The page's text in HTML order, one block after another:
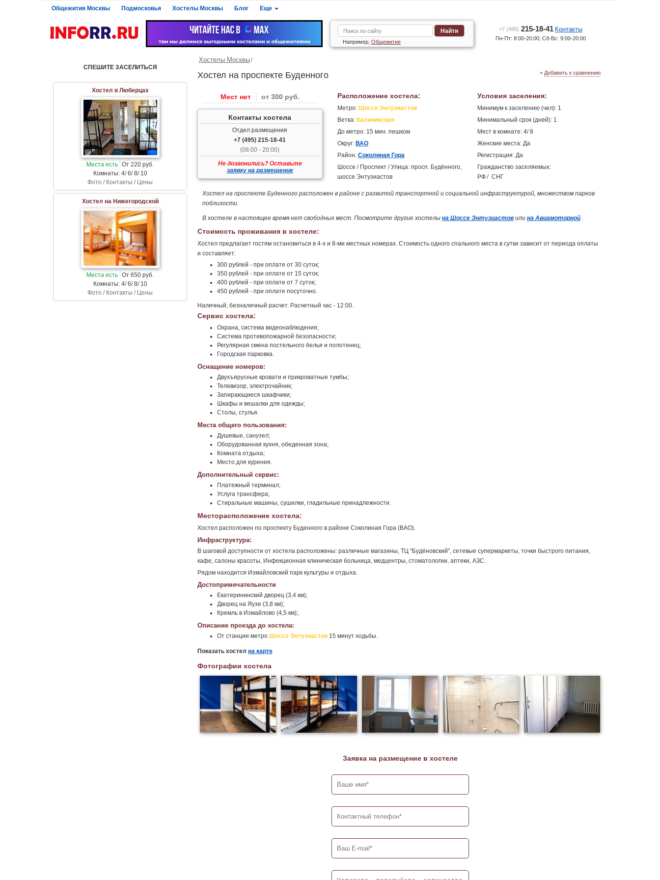
Общежития Москвы Подмосковья Хостелы Москвы Блог Еще
Найти
Например, Общежитие
+7 (495) 215-18-41 Контакты
Пн-Пт: 8:00-20:00; Сб-Вс: 9:00-20:00
СПЕШИТЕ ЗАСЕЛИТЬСЯ
Хостел в Люберцах
Места есть От 220 руб.
Комнаты: 4/ 6/ 8/ 10
Фото / Контакты / Цены
Хостел на Нижегородской
Места есть От 650 руб.
Комнаты: 4/ 6/ 8/ 10
Фото / Контакты / Цены
Хостелы Москвы
Хостел на проспекте Буденного + Добавить к сравнению
Мест нет от 300 руб.
Контакты хостела
Отдел размещения
+7 (495) 215-18-41
(08:00 - 20:00)
Не дозвонились? Оставьте
заявку на размещение
Расположение хостела:
Метро: Шоссе Энтузиастов
Ветка: Калининская
До метро: 15 мин. пешком
Округ: ВАО
Район: Соколиная Гора
Шоссе / Проспект / Улица: просп. Будённого,
шоссе Энтузиастов
Условия заселения:
Минимум к заселению (чел): 1
Минимальный срок (дней): 1
Мест в комнате: 4/ 8
Женские места: Да
Регистрация: Да
Гражданство заселяемых:
РФ/ СНГ
Хостел на проспекте Буденного расположен в районе с развитой транспортной и социальной инфраструктурой, множеством парков
поблизости.
В хостеле в настоящее время нет свободных мест. Посмотрите другие хостелы на Шоссе Энтузиастов или на Авиамоторной .
Стоимость проживания в хостеле:
Хостел предлагает гостям остановиться в 4-х и 8-ми местных номерах. Стоимость одного спального места в сутки зависит от периода оплаты
и составляет:
300 рублей - при оплате от 30 суток;
350 рублей - при оплате от 15 суток;
400 рублей - при оплате от 7 суток;
450 рублей - при оплате посуточно.
Наличный, безналичный расчет. Расчетный час - 12:00.
Сервис хостела:
Охрана, система видеонаблюдения;
Система противопожарной безопасности;
Регулярная смена постельного белья и полотенец;
Городская парковка.
Оснащение номеров:
Двухъярусные кровати и прикроватные тумбы;
Телевизор, электрочайник;
Запирающиеся шкафчики;
Шкафы и вешалки для одежды;
Столы, стулья.
Места общего пользования:
Душевые, санузел;
Оборудованная кухня, обеденная зона;
Комната отдыха;
Место для курения.
Дополнительный сервис:
Платежный терминал;
Услуга трансфера;
Стиральные машины, сушилки, гладильные принадлежности.
Месторасположение хостела:
Хостел расположен по проспекту Буденного в районе Соколиная Гора (ВАО).
Инфраструктура:
В шаговой доступности от хостела расположены: различные магазины, ТЦ "Будёновский", сетевые супермаркеты, точки быстрого питания,
кафе, салоны красоты, Инфекционная клиническая больница, медцентры, стоматологии, аптеки, АЗС.
Рядом находится Измайловский парк культуры и отдыха.
Достопримечательности
Екатерининский дворец (3,4 км);
Дворец на Яузе (3,8 км);
Кремль в Измайлово (4,5 км);.
Описание проезда до хостела:
От станции метро Шоссе Энтузиастов 15 минут ходьбы.
Показать хостел на карте
Фотографии хостела
Заявка на размещение в хостеле